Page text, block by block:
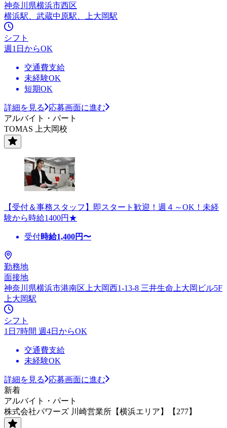
神奈川県横浜市西区
横浜駅、武蔵中原駅、上大岡駅
シフト
週1日からOK
交通費支給
未経験OK
短期OK
詳細を見る
応募画面に進む
アルバイト・パート
TOMAS 上大岡校
【受付＆事務スタッフ】即スタート歓迎！週４～OK！未経
験から時給1400円★
受付時給1,400円〜
勤務地
面接地
神奈川県横浜市港南区上大岡西1-13-8 三井生命上大岡ビル5F
上大岡駅
シフト
1日7時間 週4日からOK
交通費支給
未経験OK
詳細を見る
応募画面に進む
新着
アルバイト・パート
株式会社パワーズ 川崎営業所【横浜エリア】【277】